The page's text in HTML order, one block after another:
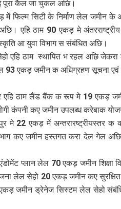
पूरा कैल जा चुकल अछि।
में फिल्म सिटी के निर्माण लेल जमीन के
एहि ठाम 90 एकड़ मे अंतरराष्ट्रीय
आ युवा विभाग स संबंधित अछि।
एहि ठाम स्थापित भ रहल अछि
एकड़ जमीन क अधिग्रहण सूचना एवं
एहि ठाम लैंड बैंक क रूप मे 19 एकड़
कंपनी कए जमीन उपलब्ध करेबाक
मे 22 एकड़ में अन्तरारष्ट्रीयस्तर क
कए जमीन हस्तगत करा देल गेल
प्लान लेल 70 एकड़ जमीन शिक्षा
लेल सेहो 20 एकड़ जमीन कए
जमीन ड्रेनेज सिस्टम लेल सेहो